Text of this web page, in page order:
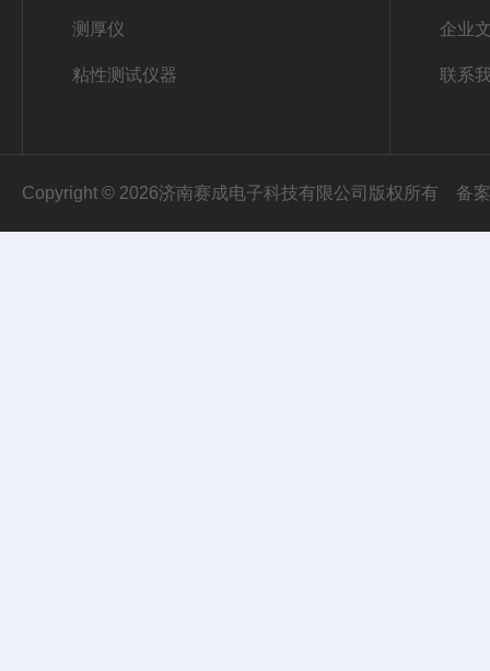
测厚仪
粘性测试仪器
企业
联系
Copyright © 2026济南赛成电子科技有限公司版权所有 备